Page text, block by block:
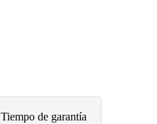
Tiempo de garantía